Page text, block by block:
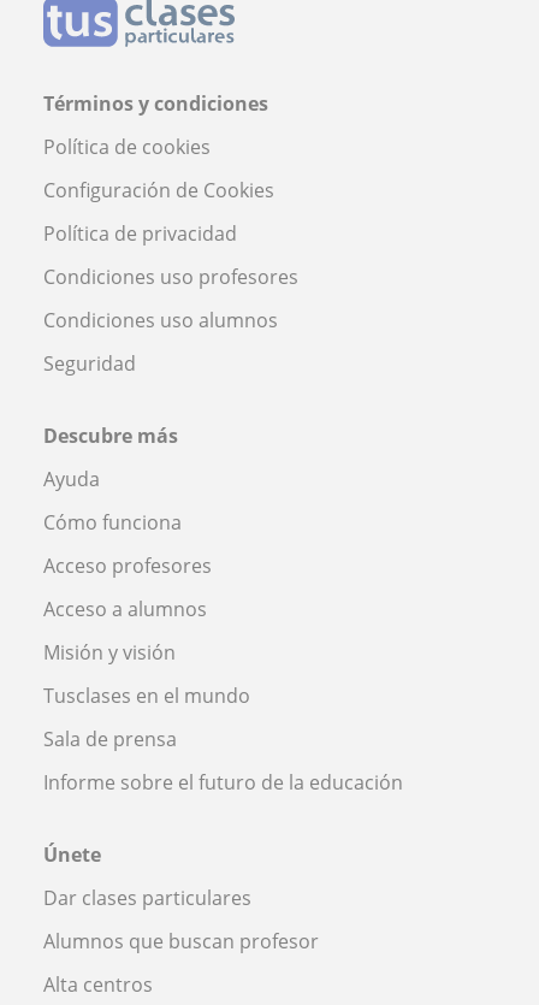
Términos y condiciones
Política de cookies
Configuración de Cookies
Política de privacidad
Condiciones uso profesores
Condiciones uso alumnos
Seguridad
Descubre más
Ayuda
Cómo funciona
Acceso profesores
Acceso a alumnos
Misión y visión
Tusclases en el mundo
Sala de prensa
Informe sobre el futuro de la educación
Únete
Dar clases particulares
Alumnos que buscan profesor
Alta centros